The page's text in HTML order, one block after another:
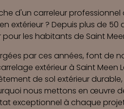
d'un carreleur professionnel
extérieur ? Depuis plus de 50
les habitants de Saint
par ces années, font de
extérieur à Saint Meen
de sol extérieur
nous mettons en œuvre
exceptionnel à chaque